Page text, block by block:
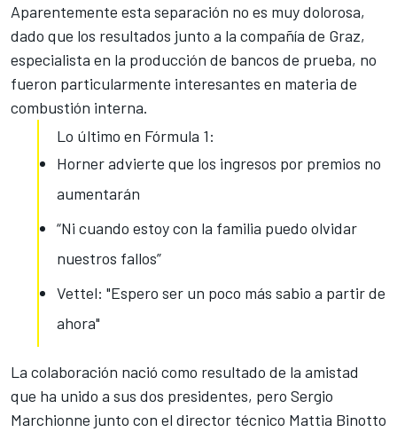
Aparentemente esta separación no es muy dolorosa,
dado que los resultados junto a la compañía de Graz,
especialista en la producción de bancos de prueba, no
fueron particularmente interesantes en materia de
combustión interna.
Lo último en Fórmula 1:
Horner advierte que los ingresos por premios no
aumentarán
“Ni cuando estoy con la familia puedo olvidar
nuestros fallos”
Vettel: "Espero ser un poco más sabio a partir de
ahora"
La colaboración nació como resultado de la amistad
que ha unido a sus dos presidentes, pero Sergio
Marchionne junto con el director técnico Mattia Binotto